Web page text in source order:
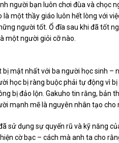
người bạn luôn chơi đùa và chọc
là một thầy giáo luôn hết lòng với
người tốt. Ổ đĩa sau khi đã tốt
một người giỏi cỡ nào.
bị mật nhất với ba người học sinh
học bị ràng buộc phải tự động vì
bị đảo lộn. Gakuho tin rằng,
mạnh mẽ là nguyên nhân tạo
sử dụng sự quyến rũ và kỹ năng
cờ bạc – cách mà anh ta cho